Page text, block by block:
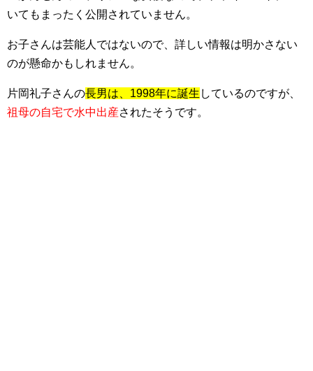
いてもまったく公開されていません。
お子さんは芸能人ではないので、詳しい情報は明かさない
のが懸命かもしれません。
片岡礼子さんの長男は、1998年に誕生 しているのですが、
祖母の自宅で水中出産されたそうです。